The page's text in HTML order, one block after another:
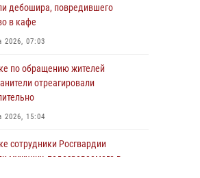
дебошира, повредившего
в кафе
2026, 07:03
по обращению жителей
отреагировали
2026, 15:04
сотрудники Росгвардии
мужчину, подозреваемого в